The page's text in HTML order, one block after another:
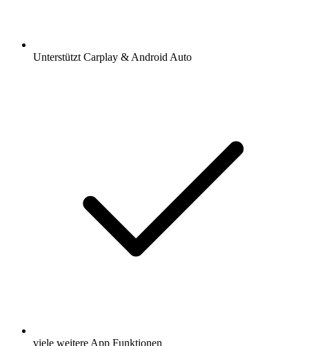
Unterstützt Carplay & Android Auto
viele weitere App Funktionen